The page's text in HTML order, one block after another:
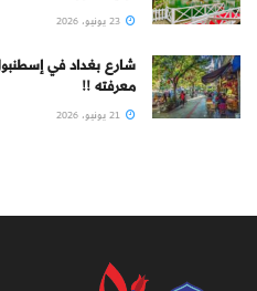
شارع بغداد في
معرفته !!